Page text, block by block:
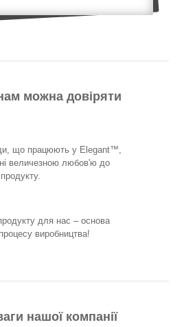
можна довіряти
що працюють у Elegant™,
величезною любов'ю до
для нас – основа
виробництва!
нашої компанії